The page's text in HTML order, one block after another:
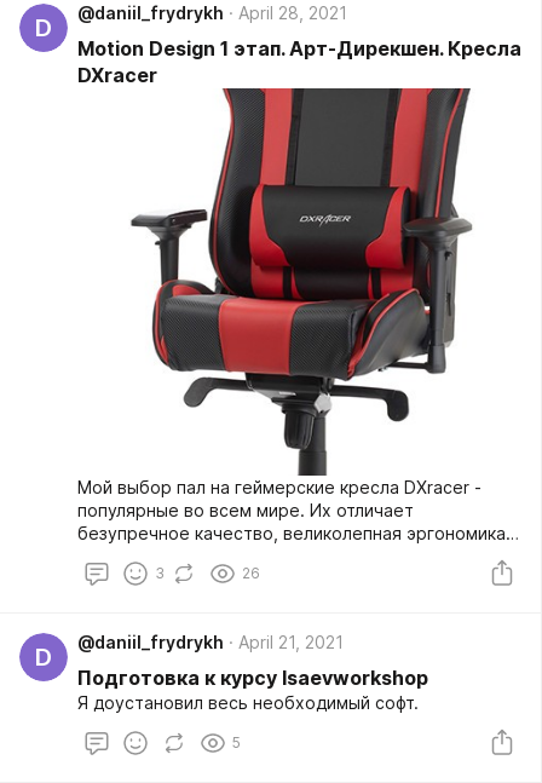
D
@daniil_frydrykh April 28, 2021
Motion Design 1 этап. Арт-Дирекшен. Кресла
DXracer
Мой выбор пал на геймерские кресла DXracer -
популярные во всем мире. Их отличает
безупречное качество, великолепная эргономика и
современный дизайн. Все модели изготовлены из
качественных материалов, простых в уходе,
них и подумав о нем, как об объекте для создания
ролика в моей голове сразу появились идеи для
реализации.
3 26
D
@daniil_frydrykh April 21, 2021
Подготовка к курсу Isaevworkshop
Я доустановил весь необходимый софт.
5